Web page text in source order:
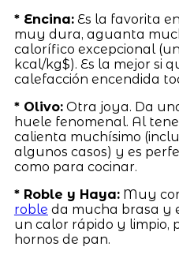
* Encina:Es la favorita
muy dura, aguanta
calorífico excepcional
kcal/kg$). Es la mejor si
calefacción encendida
* Olivo:Otra joya. Da
huele fenomenal. Al
calienta muchísimo
algunos casos) y es
como para cocinar.
* Roble y Haya:Muy
roble da mucha brasa y
un calor rápido y limpio,
hornos de pan.